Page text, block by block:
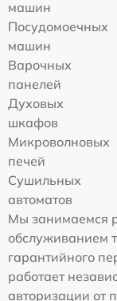
машин
Посудомоечных
машин
Варочных
панелей
Духовых
шкафов
Микроволновых
печей
Сушильных
автоматов
Мы занимаемся
обслуживанием
гарантийного
работает
авторизации от